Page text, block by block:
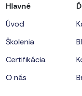
Hlavné
Úvod
Školenia
Certifikácia
O nás